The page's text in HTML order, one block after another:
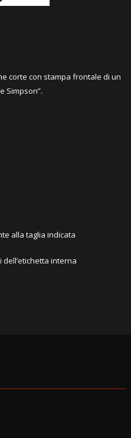
corte con stampa frontale di un
Simpson”.
alla taglia indicata
dell’etichetta interna